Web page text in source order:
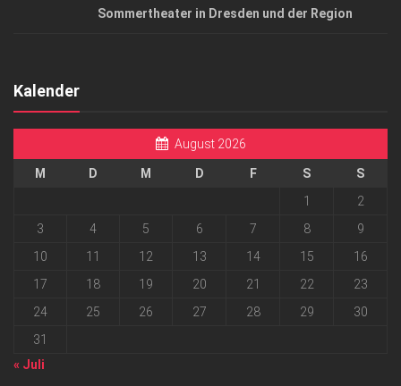
Sommertheater in Dresden und der Region
Kalender
August 2026
M D M D F S
S
1
2
3
4 5 6 7 8
9
10
11 12 13 14 15
16
17
18 19 20 21 22
23
24
25 26 27 28 29
30
31
« Juli